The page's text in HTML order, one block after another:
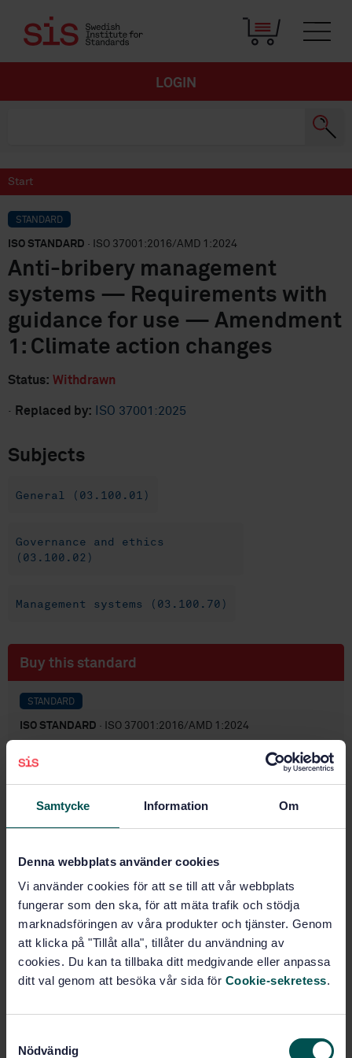
Samtycke Information Om
Denna webbplats använder cookies
Vi använder cookies för att se till att vår webbplats
fungerar som den ska, för att mäta trafik och stödja
marknadsföringen av våra produkter och tjänster. Genom
att klicka på "Tillåt alla", tillåter du användning av
cookies. Du kan ta tillbaka ditt medgivande eller anpassa
ditt val genom att besöka vår sida för Cookie-sekretess.
Nödvändig
LOGIN
Start
STANDARD
ISO STANDARD · ISO 37001:2016/AMD 1:2024
Anti-bribery management
systems — Requirements with
guidance for use — Amendment
1: Climate action changes
Status: Withdrawn
· Replaced by: ISO 37001:2025
Subjects
General (03.100.01)
Governance and ethics
(03.100.02)
Management systems (03.100.70)
Buy this standard
STANDARD
ISO STANDARD · ISO 37001:2016/AMD 1:2024
with guidance for use — Amendment 1: Climate
PDF
Show more
Product information
Language: English